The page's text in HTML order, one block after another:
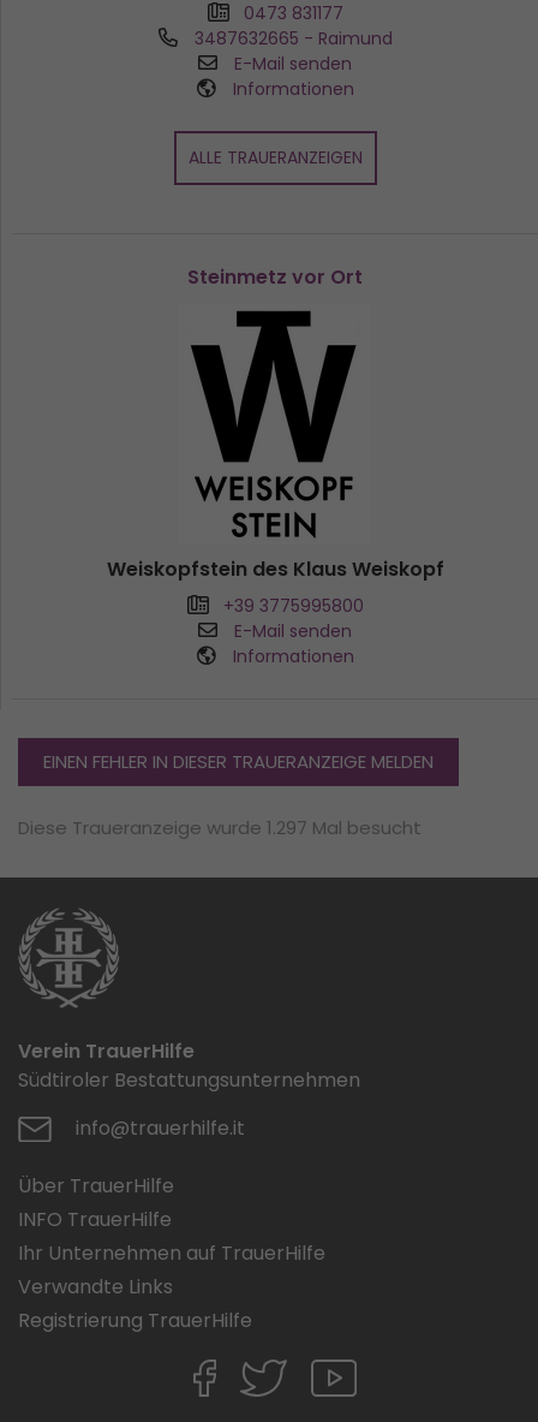
0473 831177
3487632665 - Raimund
E-Mail senden
Informationen
ALLE TRAUERANZEIGEN
Steinmetz vor Ort
Weiskopfstein des Klaus Weiskopf
+39 3775995800
E-Mail senden
Informationen
EINEN FEHLER IN DIESER TRAUERANZEIGE MELDEN
Diese Traueranzeige wurde 1.297 Mal besucht
Verein TrauerHilfe
Südtiroler Bestattungsunternehmen
info@trauerhilfe.it
Über TrauerHilfe
INFO TrauerHilfe
Ihr Unternehmen auf TrauerHilfe
Verwandte Links
Registrierung TrauerHilfe